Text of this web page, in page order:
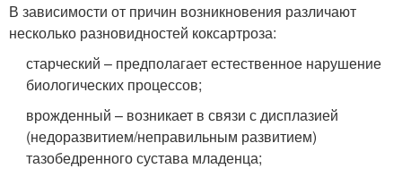
В зависимости от причин возникновения различают
несколько разновидностей коксартроза:
старческий – предполагает естественное нарушение
биологических процессов;
врожденный – возникает в связи с дисплазией
(недоразвитием/неправильным развитием)
тазобедренного сустава младенца;